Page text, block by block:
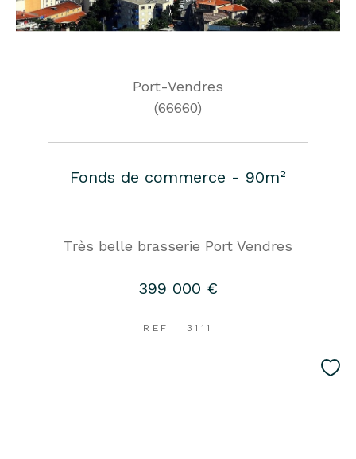
Port-Vendres
(66660)
Fonds de commerce - 90m²
Très belle brasserie Port Vendres
399 000 €
REF : 3111